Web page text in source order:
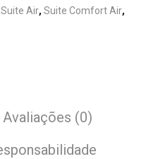
Suite Air, Suite Comfort Air,
Avaliações (0)